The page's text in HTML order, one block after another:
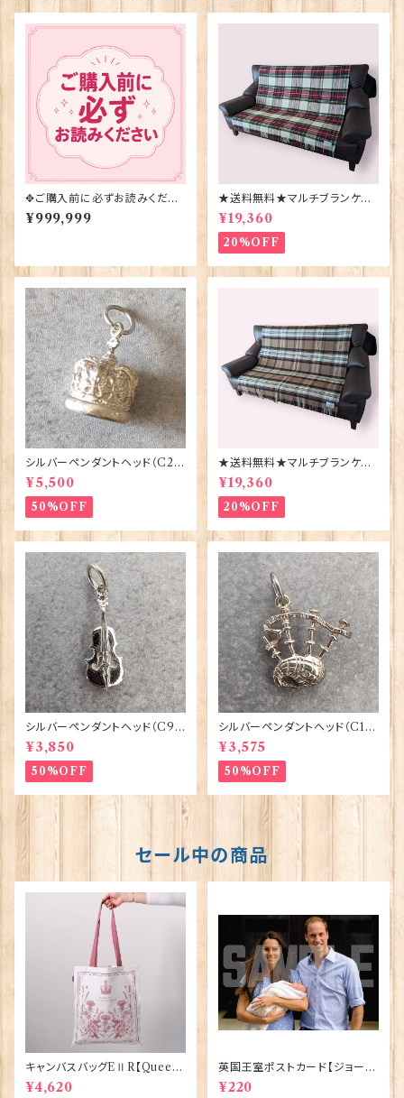
✥ご購入前に必ずお読みくださ
い✥
¥999,999
★送料無料★マルチブランケット
【DRESS STEWART】Bronte
by Moon 00185-B
¥19,360
20%OFF
シルバーペンダントヘッド（C29
1）王冠 ORTAK 70165
¥5,500
50%OFF
★送料無料★マルチブランケット
【CAMEL STEWART】Bront
e by Moon 00185-A
¥19,360
20%OFF
シルバーペンダントヘッド（C9
3）バイオリン ORTAK 70160
¥3,850
50%OFF
シルバーペンダントヘッド（C1
9）バグパイプ ORTAK 70158
¥3,575
50%OFF
セール中の商品
キャンバスバッグEⅡR【Queen
ElizabethⅡ Commemorativ
e】Victoria Eggs 90332
¥4,620
英国王室ポストカード【ジョージ
王子ご誕生】Pageantry Post
card 90183-JEF100
¥220